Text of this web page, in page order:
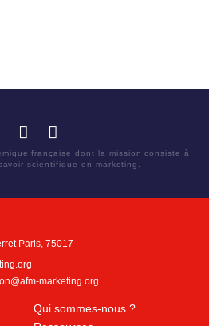
française dont la mission consiste à
scientifique en marketing.
Paris, 75017
marketing.org
Qui sommes-nous ?